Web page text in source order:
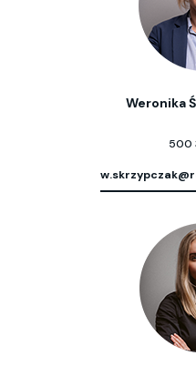
Weronika
500